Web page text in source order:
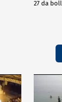
27 da